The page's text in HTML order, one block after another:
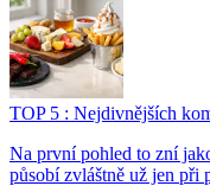
TOP 5 : Nejdivnějších
Na první pohled to zní
působí zvláštně už jen při